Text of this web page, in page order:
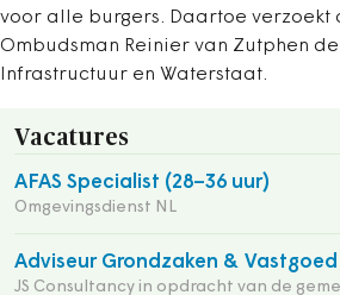
voor alle burgers. Daartoe verzoekt
Ombudsman Reinier van Zutphen
Infrastructuur en Waterstaat.
Vacatures
AFAS Specialist (28–36 uur)
Omgevingsdienst NL
Adviseur Grondzaken & Vastgoed
JS Consultancy in opdracht van de